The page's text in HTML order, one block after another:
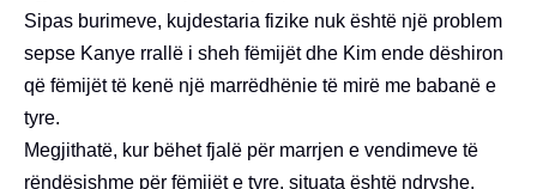
Sipas burimeve, kujdestaria fizike nuk është një problem
sepse Kanye rrallë i sheh fëmijët dhe Kim ende dëshiron
që fëmijët të kenë një marrëdhënie të mirë me babanë e
tyre.
Megjithatë, kur bëhet fjalë për marrjen e vendimeve të
rëndësishme për fëmijët e tyre, situata është ndryshe.